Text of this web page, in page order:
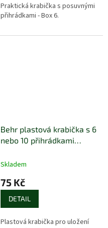
Praktická krabička s posuvnými
přihrádkami - Box 6.
Behr plastová krabička s 6
nebo 10 přihrádkami
Skladem
75 Kč
DETAIL
Plastová krabička pro uložení